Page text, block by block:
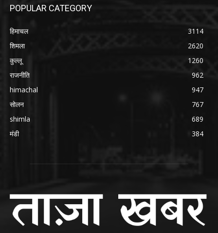
POPULAR CATEGORY
हिमाचल
3114
शिमला
2620
कुल्लू
1260
राजनीति
962
himachal
947
सोलन
767
shimla
689
मंडी
384